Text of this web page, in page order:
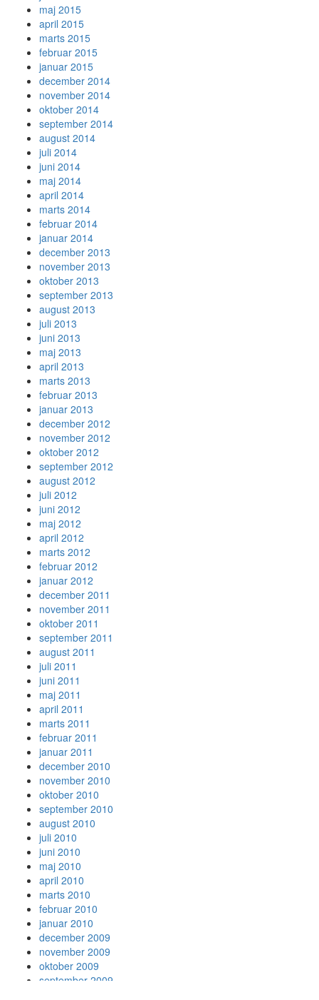
maj 2015
april 2015
marts 2015
februar 2015
januar 2015
december 2014
november 2014
oktober 2014
september 2014
august 2014
juli 2014
juni 2014
maj 2014
april 2014
marts 2014
februar 2014
januar 2014
december 2013
november 2013
oktober 2013
september 2013
august 2013
juli 2013
juni 2013
maj 2013
april 2013
marts 2013
februar 2013
januar 2013
december 2012
november 2012
oktober 2012
september 2012
august 2012
juli 2012
juni 2012
maj 2012
april 2012
marts 2012
februar 2012
januar 2012
december 2011
november 2011
oktober 2011
september 2011
august 2011
juli 2011
juni 2011
maj 2011
april 2011
marts 2011
februar 2011
januar 2011
december 2010
november 2010
oktober 2010
september 2010
august 2010
juli 2010
juni 2010
maj 2010
april 2010
marts 2010
februar 2010
januar 2010
december 2009
november 2009
oktober 2009
september 2009